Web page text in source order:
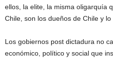
ellos, la elite, la misma oligarquía
Chile, son los dueños de Chile y
Los gobiernos post dictadura no
económico, político y social que